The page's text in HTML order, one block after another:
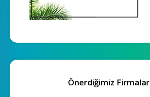
Önerdiğimiz Firmalar